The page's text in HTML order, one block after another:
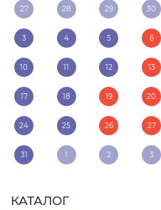
27 28 29 30
3 4 5 6
10 11 12 13
17 18 19 20
24 25 26 27
31 1 2 3
КАТАЛОГ